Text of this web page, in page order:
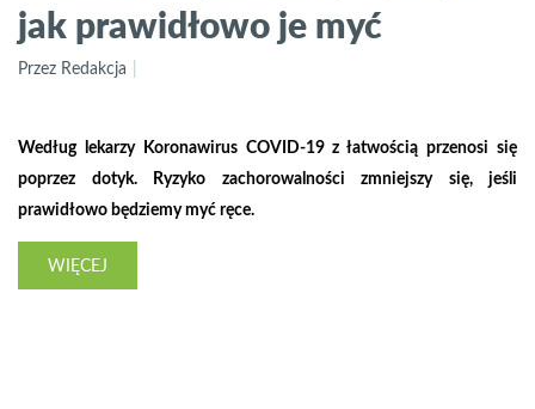
jak prawidłowo je myć
Przez Redakcja
Według lekarzy Koronawirus COVID-19 z łatwością przenosi się
poprzez dotyk. Ryzyko zachorowalności zmniejszy się, jeśli
prawidłowo będziemy myć ręce.
WIĘCEJ